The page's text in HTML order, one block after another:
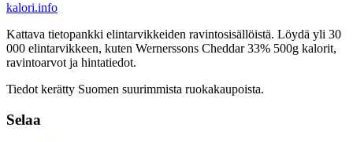
kalori.info
Kattava tietopankki elintarvikkeiden ravintosisällöistä. Löydä yli 30
000 elintarvikkeen, kuten Wernerssons Cheddar 33% 500g kalorit,
ravintoarvot ja hintatiedot.
Tiedot kerätty Suomen suurimmista ruokakaupoista.
Selaa